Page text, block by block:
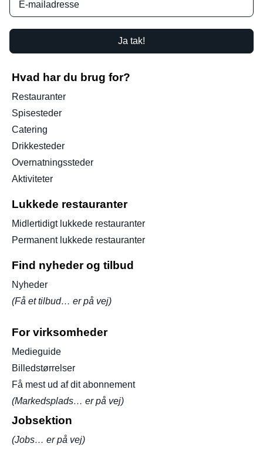
Ja tak!
Hvad har du brug for?
Restauranter
Spisesteder
Catering
Drikkesteder
Overnatningssteder
Aktiviteter
Lukkede restauranter
Midlertidigt lukkede restauranter
Permanent lukkede restauranter
Find nyheder og tilbud
Nyheder
(Få et tilbud… er på vej)
For virksomheder
Medieguide
Billedstørrelser
Få mest ud af dit abonnement
(Markedsplads… er på vej)
Jobsektion
(Jobs… er på vej)